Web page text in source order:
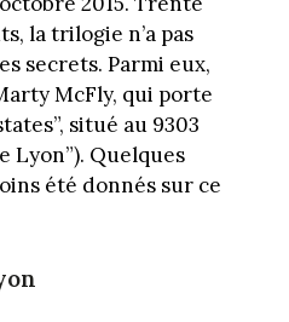
la trilogie n’a pas
secrets. Parmi eux,
McFly, qui porte
situé au 9303
Lyon”). Quelques
été donnés sur ce